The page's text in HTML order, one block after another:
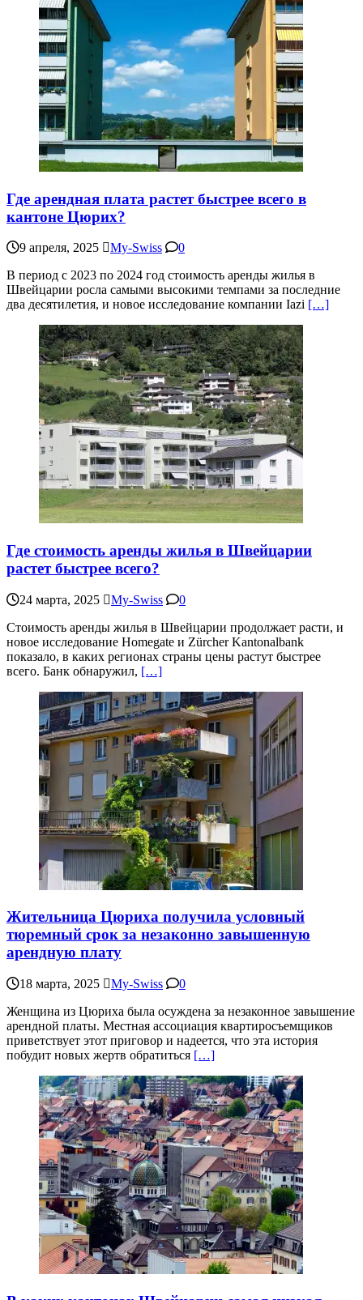
Где арендная плата растет быстрее всего в
кантоне Цюрих?
9 апреля, 2025 My-Swiss
0
В период с 2023 по 2024 год стоимость аренды жилья в
Швейцарии росла самыми высокими темпами за последние
два десятилетия, и новое исследование компании Iazi […]
Где стоимость аренды жилья в Швейцарии
растет быстрее всего?
24 марта, 2025 My-Swiss
0
Стоимость аренды жилья в Швейцарии продолжает расти, и
новое исследование Homegate и Zürcher Kantonalbank
показало, в каких регионах страны цены растут быстрее
всего. Банк обнаружил, […]
Жительница Цюриха получила условный
тюремный срок за незаконно завышенную
арендную плату
18 марта, 2025 My-Swiss
0
Женщина из Цюриха была осуждена за незаконное завышение
арендной платы. Местная ассоциация квартиросъемщиков
приветствует этот приговор и надеется, что эта история
побудит новых жертв обратиться […]